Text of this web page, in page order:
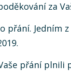
za
přání. Jedním
přání